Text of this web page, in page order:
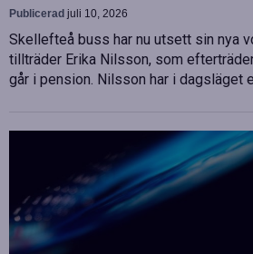
Publicerad juli 10, 2026
Skellefteå buss har nu utsett sin nya
tillträder Erika Nilsson, som
går i pension. Nilsson har i dagsläget